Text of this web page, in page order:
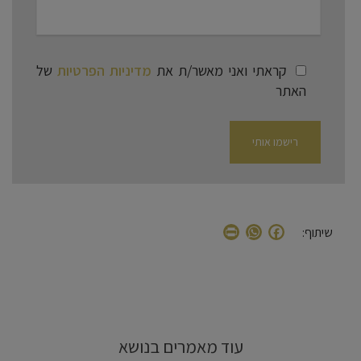
קראתי ואני מאשר/ת את מדיניות הפרטיות של
האתר
שיתוף: Facebook
WhatsApp
עוד מאמרים בנושא